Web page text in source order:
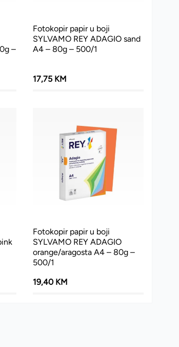
–
Fotokopir papir u boji
SYLVAMO REY ADAGIO sand
A4 – 80g – 500/1
17,75 KM
Fotokopir papir u boji
SYLVAMO REY ADAGIO
orange/aragosta A4 – 80g –
500/1
19,40 KM